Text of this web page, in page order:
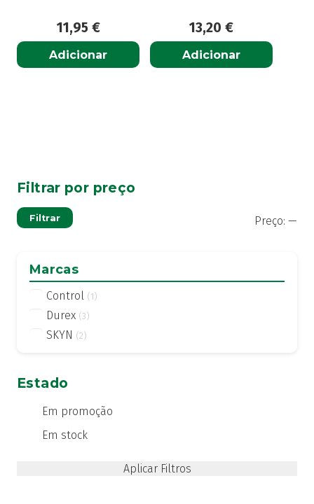
11,95 €
Adicionar
13,20 €
Adicionar
Filtrar por preço
Filtrar Preço: —
Marcas
Control (1)
Durex (3)
SKYN (2)
Estado
Em promoção
Em stock